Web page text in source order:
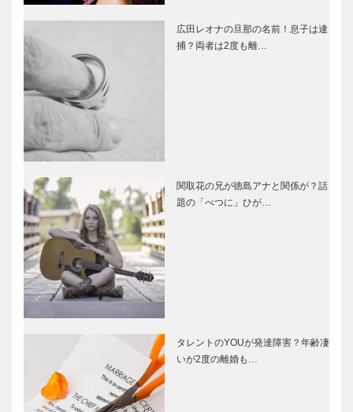
広田レオナの旦那の名前！息子は逮
捕？両者は2度も離…
関取花の兄が徳島アナと関係が？話
題の「べつに」ひが…
タレントのYOUが発達障害？年齢凄
いが2度の離婚も…